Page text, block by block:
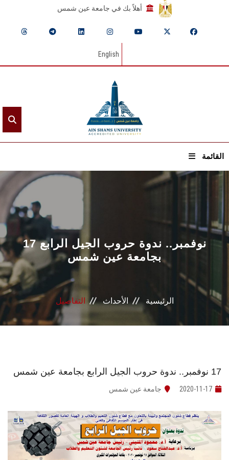
أهلاً بك في جامعة عين شمس
English
القائمة
الرئيسيـة
عن الجامعة
القطاعـات
الشئون الأكاديمية
البحث العلمي
الرعاية الصحية
الإعلام
تواصل معنا
17 نوفمبر.. ندوة حروب الجيل الرابع
بجامعة عين شمس
الرئيسية الأحداث التفاصيل
17 نوفمبر.. ندوة حروب الجيل الرابع بجامعة عين شمس
2020-11-17 جامعة عين شمس